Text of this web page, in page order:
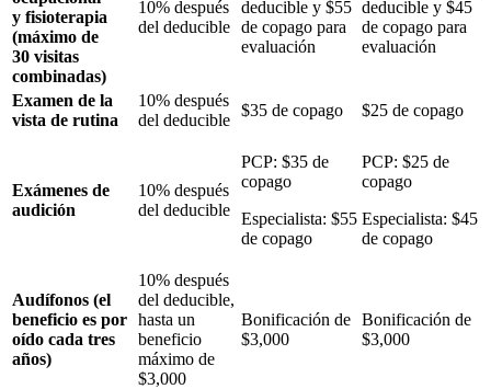
y fisioterapia
(máximo de
30 visitas
combinadas)
10% después
del deducible
deducible y $55
de copago para
evaluación
deducible y $45
de copago para
evaluación
Examen de la
vista de rutina
10% después
del deducible
$35 de copago $25 de copago
Exámenes de
audición
10% después
del deducible
PCP: $35 de
copago
Especialista: $55
de copago
PCP: $25 de
copago
Especialista: $45
de copago
Audífonos (el
beneficio es por
oído cada tres
años)
10% después
del deducible,
hasta un
beneficio
máximo de
$3,000
Bonificación de
$3,000
Bonificación de
$3,000